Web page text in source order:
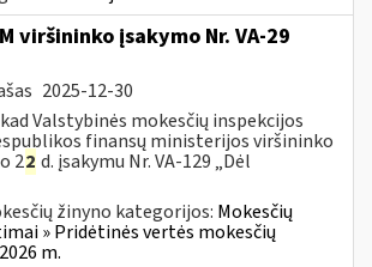
viršininko įsakymo Nr. VA-29
2025-12-30
Valstybinės mokesčių inspekcijos
finansų ministerijos viršininko
22 d. įsakymu Nr. VA-129 „Dėl
žinyno kategorijos: Mokesčių
» Pridėtinės vertės mokesčių
m.